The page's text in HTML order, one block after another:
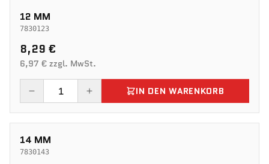
12 MM
7830123
8,29 €
6,97 € zzgl. MwSt.
IN DEN WARENKORB
14 MM
7830143